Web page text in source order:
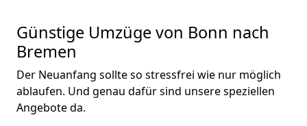
Günstige Umzüge von Bonn nach
Bremen
Der Neuanfang sollte so stressfrei wie nur möglich
ablaufen. Und genau dafür sind unsere speziellen
Angebote da.